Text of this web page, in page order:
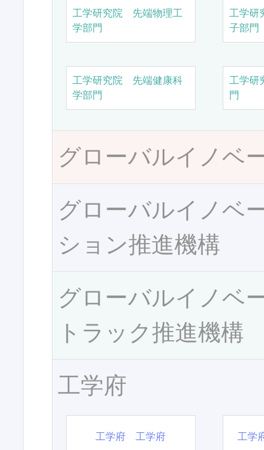
工学研究院 先端物理工
学部門
工学研
子部門
工学研究院 先端健康科
学部門
工学研
門
グローバルイノベ
グローバルイノベ
ション推進機構
グローバルイノベ
トラック推進機構
工学府
工学府 工学府 工学